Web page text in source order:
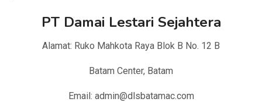
PT Damai Lestari Sejahtera
Alamat: Ruko Mahkota Raya Blok B No. 12 B
Batam Center, Batam
Email: admin@dlsbatamac.com